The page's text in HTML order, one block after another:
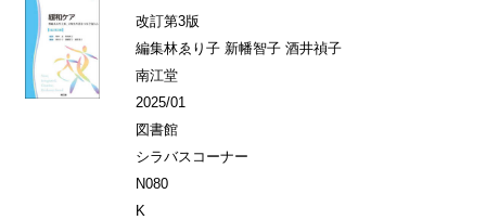
改訂第3版
編集林ゑり子 新幡智子 酒井禎子
南江堂
2025/01
図書館
シラバスコーナー
N080
K